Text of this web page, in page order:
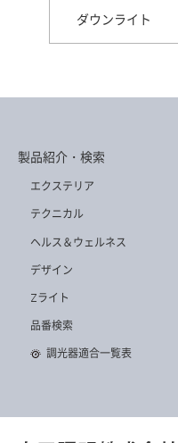
DD-3576-L
ダウンライト
製品紹介・検索
エクステリア
テクニカル
ヘルス＆ウェルネス
デザイン
Zライト
品番検索
調光器適合一覧表